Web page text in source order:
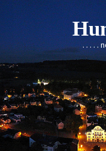
Skip
to
content
. . . . .